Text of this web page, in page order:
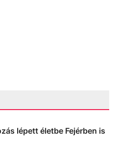
lépett életbe Fejérben is